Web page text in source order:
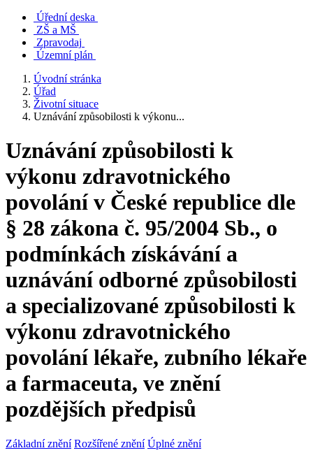
Úřední deska
ZŠ a MŠ
Zpravodaj
Územní plán
Úvodní stránka
Úřad
Životní situace
Uznávání způsobilosti k výkonu...
Uznávání způsobilosti k
výkonu zdravotnického
povolání v České republice dle
§ 28 zákona č. 95/2004 Sb., o
podmínkách získávání a
uznávání odborné způsobilosti
a specializované způsobilosti k
výkonu zdravotnického
povolání lékaře, zubního lékaře
a farmaceuta, ve znění
pozdějších předpisů
Základní znění Rozšířené znění Úplné znění